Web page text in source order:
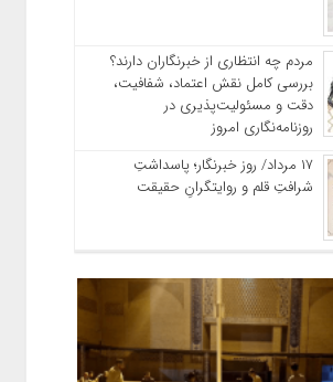
مردم چه انتظاری از خبرنگاران دارند؟
بررسی کامل نقش اعتماد، شفافیت،
دقت و مسئولیت‌پذیری در
روزنامه‌نگاری امروز
۱۷ مرداد/ روز خبرنگار؛ پاسداشتِ
شرافتِ قلم و روایتگرانِ حقیقت